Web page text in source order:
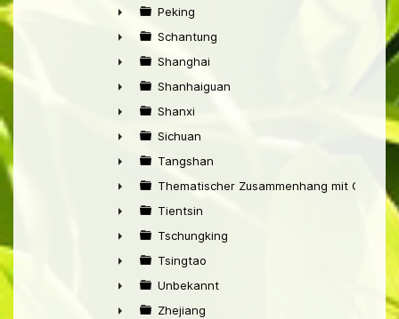
►
Peking
►
Schantung
►
Shanghai
►
Shanhaiguan
►
Shanxi
►
Sichuan
►
Tangshan
►
Thematischer Zusammenhang mit China
►
Tientsin
►
Tschungking
►
Tsingtao
►
Unbekannt
Zhejiang